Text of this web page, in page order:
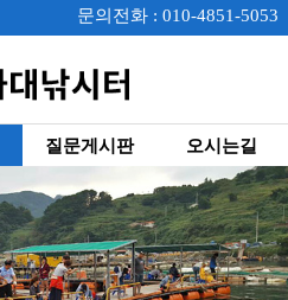
문의전화 : 010-4851-5053
질문게시판 오시는길